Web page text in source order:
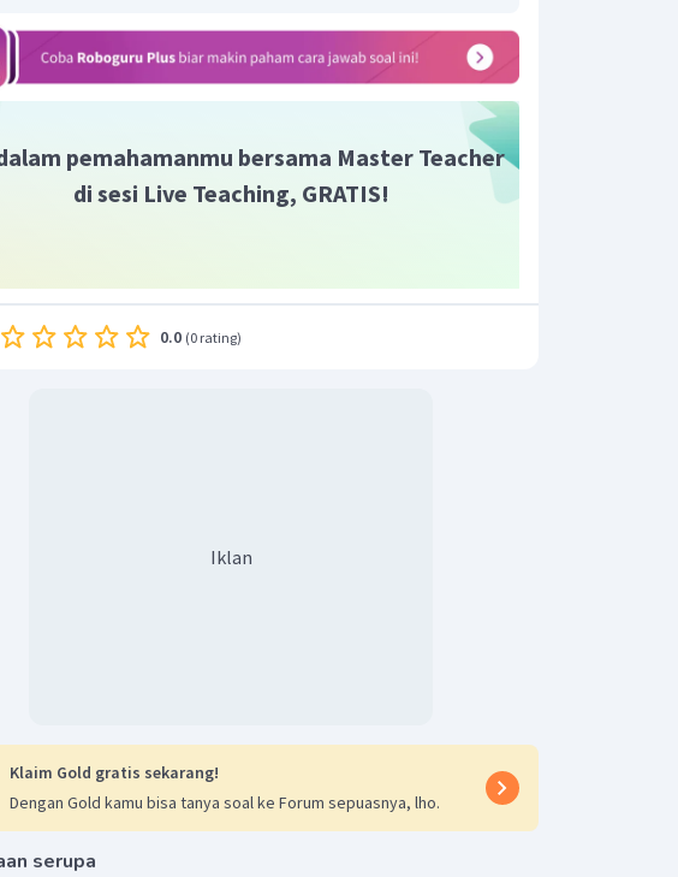
pemahamanmu bersama Master Teacher
di sesi Live Teaching, GRATIS!
0.0 (0 rating)
Iklan
Klaim Gold gratis sekarang!
Dengan Gold kamu bisa tanya soal ke Forum sepuasnya, lho.
serupa